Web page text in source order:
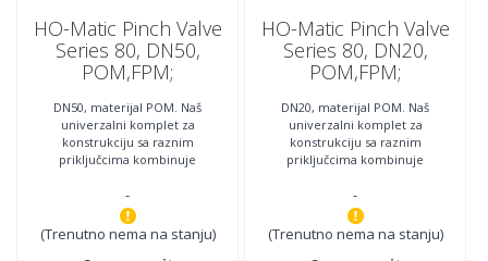
HO-Matic Pinch Valve
Series 80, DN50,
POM,FPM;
DN50, materijal POM. Naš
univerzalni komplet za
konstrukciju sa raznim
priključcima kombinuje
najboljom jednostavnošću
-
(Trenutno nema na stanju)
HO-Matic Pinch Valve
Series 80, DN20,
POM,FPM;
DN20, materijal POM. Naš
univerzalni komplet za
konstrukciju sa raznim
priključcima kombinuje
najboljom jednostavnošću
-
(Trenutno nema na stanju)